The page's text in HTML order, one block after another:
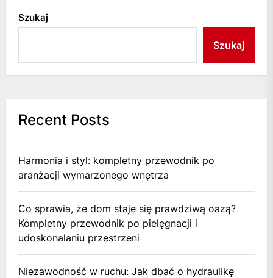
Szukaj
Szukaj
Recent Posts
Harmonia i styl: kompletny przewodnik po
aranżacji wymarzonego wnętrza
Co sprawia, że dom staje się prawdziwą oazą?
Kompletny przewodnik po pielęgnacji i
udoskonalaniu przestrzeni
Niezawodność w ruchu: Jak dbać o hydraulikę